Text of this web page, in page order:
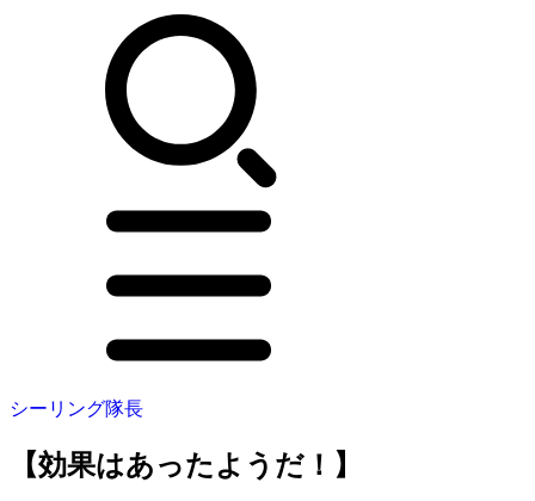
シーリング隊長
【効果はあったようだ！】